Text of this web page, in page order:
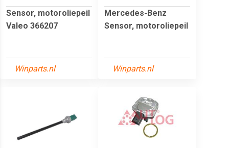
Sensor, motoroliepeil
Valeo 366207
Winparts.nl
Mercedes-Benz
Sensor, motoroliepeil
Winparts.nl